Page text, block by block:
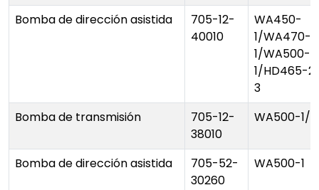
Bomba de dirección asistida
705-12-
40010
WA450-
1/WA470-
1/WA500-
1/HD465-
3
Bomba de transmisión
705-12-
38010
WA500-1/3
Bomba de dirección asistida
705-52-
30260
WA500-1